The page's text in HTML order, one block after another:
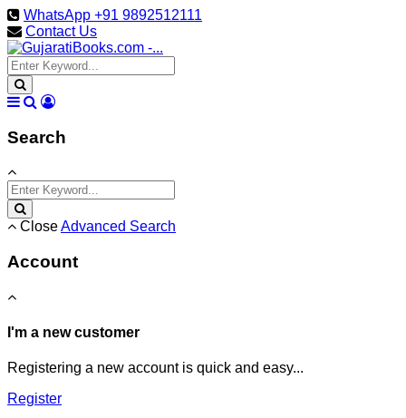
WhatsApp +91 9892512111
Contact Us
Search
CloseAdvanced Search
Account
I'm a new customer
Registering a new account is quick and easy...
Register